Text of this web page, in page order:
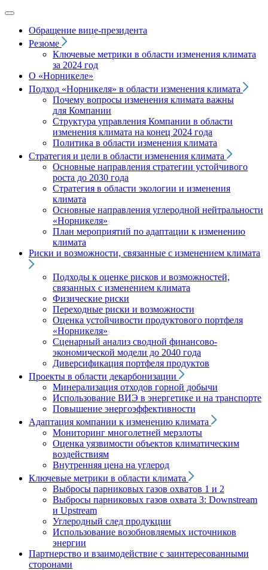
Обращение вице‑президента
Резюме
Ключевые метрики в области изменения климата
за 2024 год
О «Норникеле»
Подход «Норникеля» в области изменения климата
Почему вопросы изменения климата важны
для Компании
Структура управления Компании в области
изменения климата на конец 2024 года
Политика в области изменения климата
Стратегия и цели в области изменения климата
Основные направления стратегии устойчивого
роста до 2030 года
Стратегия в области экологии и изменения
климата
Основные направления углеродной нейтральности
«Норникеля»
План мероприятий по адаптации к изменению
климата
Риски и возможности, связанные с изменением климата
Подходы к оценке рисков и возможностей,
связанных с изменением климата
Физические риски
Переходные риски и возможности
Оценка устойчивости продуктового портфеля
«Норникеля»
Сценарный анализ сводной финансово-
экономической модели до 2040 года
Диверсификация портфеля продуктов
Проекты в области декарбонизации
Минерализация отходов горной добычи
Использование ВИЭ в энергетике и на транспорте
Повышение энергоэффективности
Адаптация компании к изменению климата
Мониторинг многолетней мерзлоты
Оценка уязвимости объектов климатическим
воздействиям
Внутренняя цена на углерод
Ключевые метрики в области климата
Выбросы парниковых газов охватов 1 и 2
Выбросы парниковых газов охвата 3: Downstream
и Upstream
Углеродный след продукции
Использование возобновляемых источников
энергии
Партнерство и взаимодействие с заинтересованными
сторонами